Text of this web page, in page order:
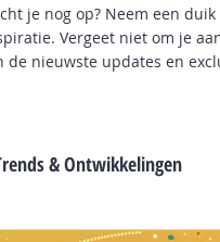
je nog op? Neem een
Vergeet niet om je
de nieuwste updates en
& Ontwikkelingen